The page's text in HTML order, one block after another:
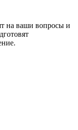
на ваши вопросы и